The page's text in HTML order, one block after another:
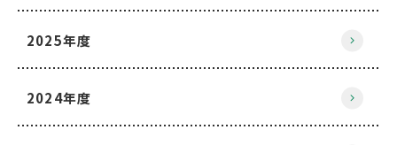
2025年度
2024年度